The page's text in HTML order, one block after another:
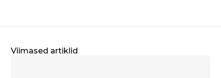
Viimased artiklid